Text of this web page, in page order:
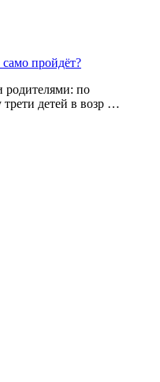
пройдёт?
родителями: по
трети детей в возр …